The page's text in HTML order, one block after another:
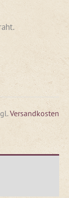
Versandkosten